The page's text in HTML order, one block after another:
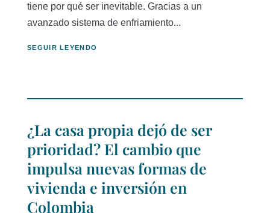
tiene por qué ser inevitable. Gracias a un
avanzado sistema de enfriamiento...
SEGUIR LEYENDO
¿La casa propia dejó de ser
prioridad? El cambio que
impulsa nuevas formas de
vivienda e inversión en
Colombia